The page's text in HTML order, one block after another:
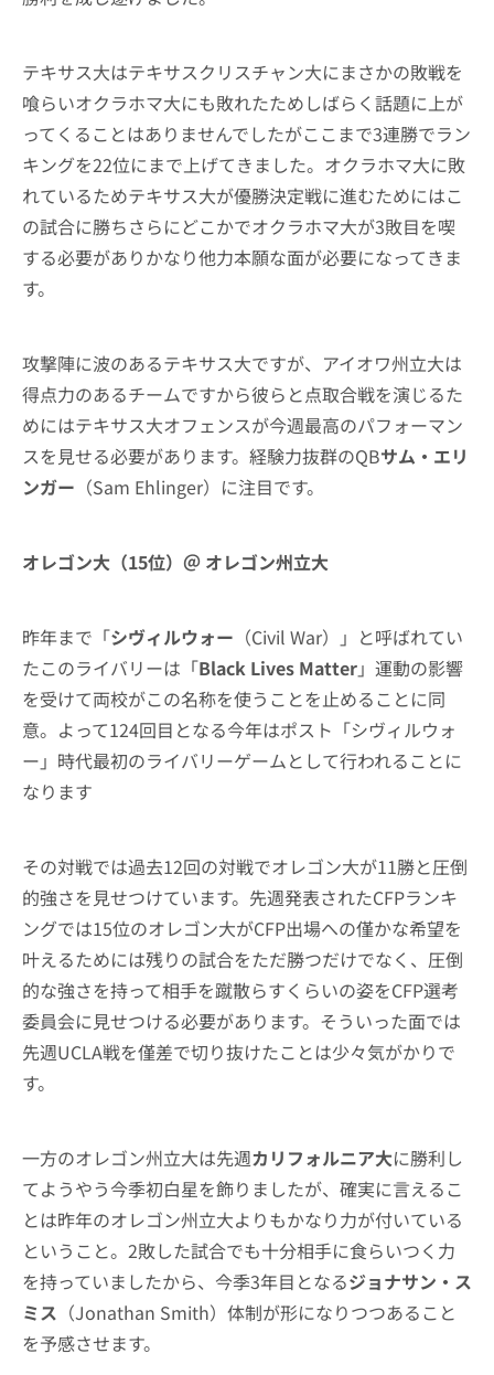
テキサス大はテキサスクリスチャン大にまさかの敗戦を
喰らいオクラホマ大にも敗れたためしばらく話題に上が
ってくることはありませんでしたがここまで3連勝でラン
キングを22位にまで上げてきました。オクラホマ大に敗
れているためテキサス大が優勝決定戦に進むためにはこ
の試合に勝ちさらにどこかでオクラホマ大が3敗目を喫
する必要がありかなり他力本願な面が必要になってきま
す。
攻撃陣に波のあるテキサス大ですが、アイオワ州立大は
得点力のあるチームですから彼らと点取合戦を演じるた
めにはテキサス大オフェンスが今週最高のパフォーマン
スを見せる必要があります。経験力抜群のQBサム・エリ
ンガー （Sam Ehlinger）に注目です。
オレゴン大（15位）＠ オレゴン州立大
昨年まで「シヴィルウォー （Civil War）」と呼ばれてい
たこのライバリーは「Black Lives Matter」運動の影響
を受けて両校がこの名称を使うことを止めることに同
意。よって124回目となる今年はポスト「シヴィルウォ
ー」時代最初のライバリーゲームとして行われることに
なります
その対戦では過去12回の対戦でオレゴン大が11勝と圧倒
的強さを見せつけています。先週発表されたCFPランキ
ングでは15位のオレゴン大がCFP出場への僅かな希望を
叶えるためには残りの試合をただ勝つだけでなく、圧倒
的な強さを持って相手を蹴散らすくらいの姿をCFP選考
委員会に見せつける必要があります。そういった面では
先週UCLA戦を僅差で切り抜けたことは少々気がかりで
す。
一方のオレゴン州立大は先週カリフォルニア大に勝利し
てようやう今季初白星を飾りましたが、確実に言えるこ
とは昨年のオレゴン州立大よりもかなり力が付いている
ということ。2敗した試合でも十分相手に食らいつく力
を持っていましたから、今季3年目となるジョナサン・ス
ミス （Jonathan Smith）体制が形になりつつあること
を予感させます。